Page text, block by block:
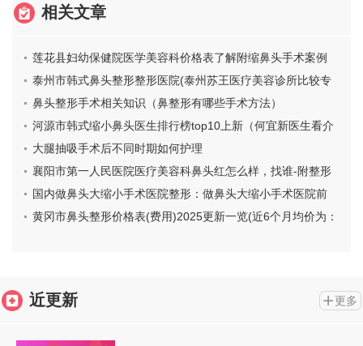
相关文章
莲花县妇幼保健院医学美容科价格表了解附缩鼻头手术案例
泰州市韩式鼻头整形整形医院(泰州苏王医疗美容诊所比较专
业)
鼻头整形手术相关知识（鼻整形有哪些手术方法）
河源市韩式缩小鼻头医生排行榜top10上新（何宜新医生看介
绍网评不错）
大腿抽吸手术后不同时期如何护理
襄阳市第一人民医院医疗美容科鼻头红怎么样，找谁-附整形
价格(价目)表
国内做鼻头大缩小手术医院整形：做鼻头大缩小手术医院前
50名连锁机构上榜
黄冈市鼻头整形价格表(费用)2025更新一览(近6个月均价为：
近更新 更多